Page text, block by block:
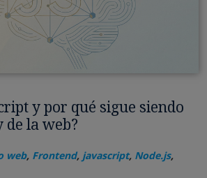
y por qué sigue siendo
de la web?
web, Frontend, javascript, Node.js,